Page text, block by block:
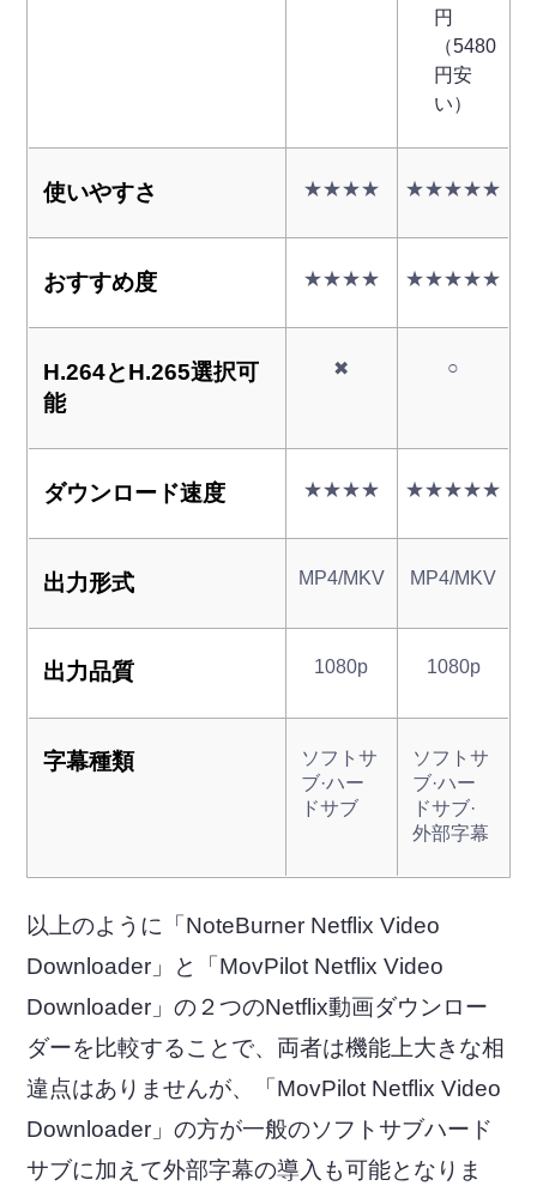
円
（5480
円安
い）
使いやすさ ★★★★ ★★★★★
おすすめ度 ★★★★ ★★★★★
H.264とH.265選択可
能
✖ ○
ダウンロード速度 ★★★★ ★★★★★
出力形式 MP4/MKV MP4/MKV
出力品質 1080p 1080p
字幕種類
ソフトサ
ブ·ハー
ドサブ
ソフトサ
ブ·ハー
ドサブ·
外部字幕
以上のように「NoteBurner Netflix Video
Downloader」と「MovPilot Netflix Video
Downloader」の２つのNetflix動画ダウンロー
ダーを比較することで、両者は機能上大きな相
違点はありませんが、「MovPilot Netflix Video
Downloader」の方が一般のソフトサブハード
サブに加えて外部字幕の導入も可能となりま